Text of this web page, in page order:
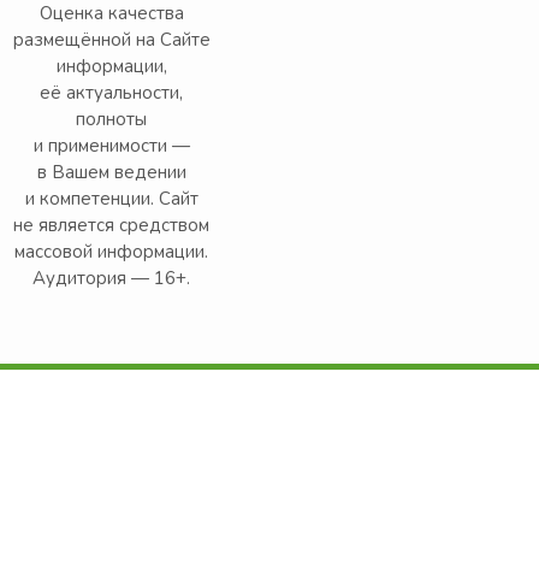
Оценка качества
размещённой на Сайте
информации,
её актуальности,
полноты
и применимости —
в Вашем ведении
и компетенции. Сайт
не является средством
массовой информации.
Аудитория — 16+.